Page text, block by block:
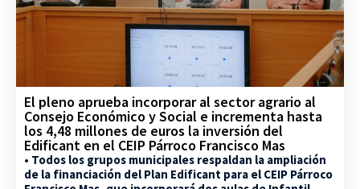
El pleno aprueba incorporar al sector agrario al
Consejo Económico y Social e incrementa hasta
los 4,48 millones de euros la inversión del
Edificant en el CEIP Párroco Francisco Mas
• Todos los grupos municipales respaldan la ampliación
de la financiación del Plan Edificant para el CEIP Párroco